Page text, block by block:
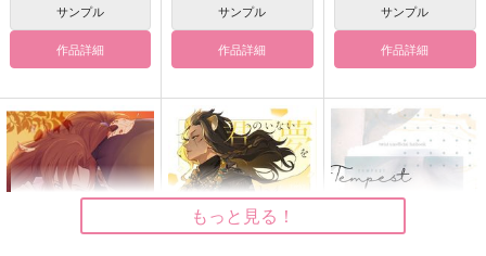
サンプル
作品詳細
サンプル
作品詳細
サンプル
作品詳細
もっと見る！